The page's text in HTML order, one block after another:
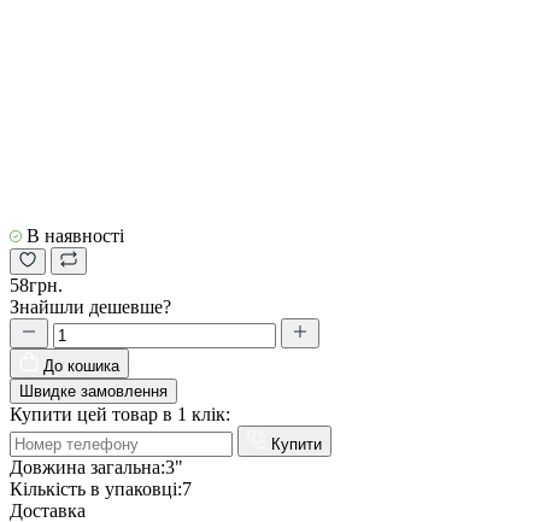
В наявності
58грн.
Знайшли дешевше?
До кошика
Швидке замовлення
Купити цей товар в 1 клік:
Купити
Довжина загальна:3"
Кількість в упаковці:7
Доставка